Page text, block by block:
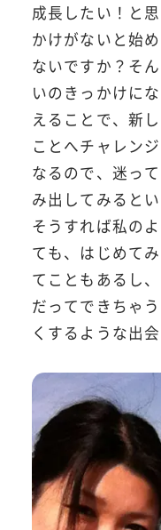
成長したい！と
かけがないと始
ないですか？そ
いのきっかけに
えることで、新
ことへチャレン
なるので、迷っ
み出してみると
そうすれば私の
ても、はじめて
てこともあるし
だってできちゃ
くするような出